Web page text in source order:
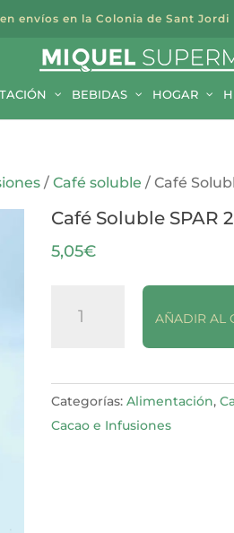
envíos en la Colonia de Sant Jordi
BEBIDAS HOGAR
/Café soluble / Café
Café Soluble SPAR
5,05€
Soluble
cantidad
AÑADIR AL
Categorías:Alimentación,
Cacao e Infusiones